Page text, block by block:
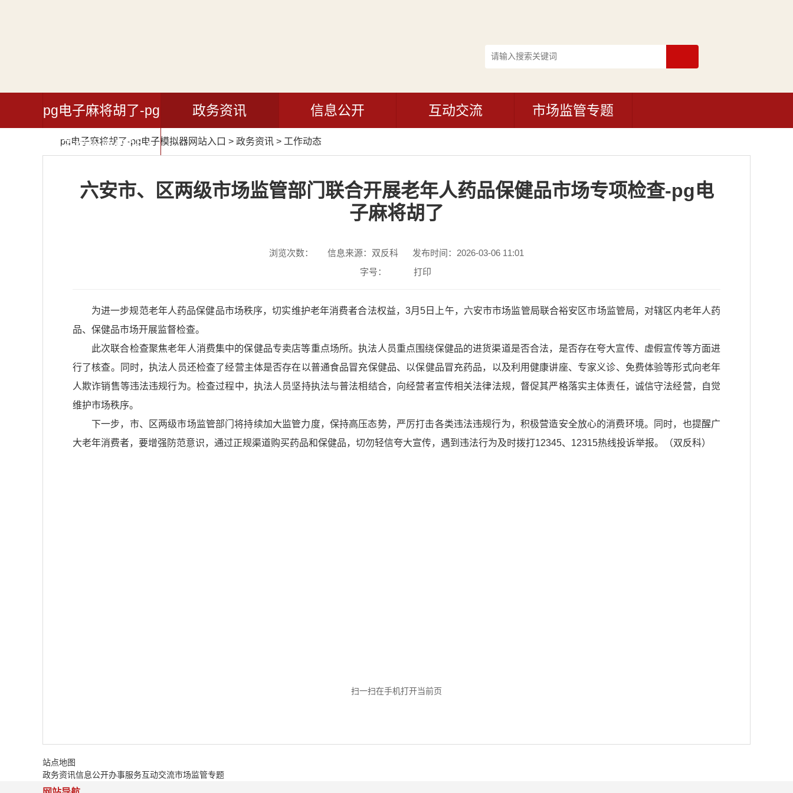
pg电子麻将胡了-pg
电子模拟器网站入
口
政务资讯 信息公开 互动交流 市场监管专题
pg电子麻将胡了-pg电子模拟器网站入口 > 政务资讯 > 工作动态
六安市、区两级市场监管部门联合开展老年人药品保健品市场专项检查-pg电
子麻将胡了
浏览次数： 信息来源：双反科
发布时间：2026-03-06 11:01
字号：
打印
为进一步规范老年人药品保健品市场秩序，切实维护老年消费者合法权益，3月5日上午，六安市市场监管局联合裕安区市场监管局，对辖区内老年人药
品、保健品市场开展监督检查。
此次联合检查聚焦老年人消费集中的保健品专卖店等重点场所。执法人员重点围绕保健品的进货渠道是否合法，是否存在夸大宣传、虚假宣传等方面进
行了核查。同时，执法人员还检查了经营主体是否存在以普通食品冒充保健品、以保健品冒充药品，以及利用健康讲座、专家义诊、免费体验等形式向老年
人欺诈销售等违法违规行为。检查过程中，执法人员坚持执法与普法相结合，向经营者宣传相关法律法规，督促其严格落实主体责任，诚信守法经营，自觉
维护市场秩序。
下一步，市、区两级市场监管部门将持续加大监管力度，保持高压态势，严厉打击各类违法违规行为，积极营造安全放心的消费环境。同时，也提醒广
大老年消费者，要增强防范意识，通过正规渠道购买药品和保健品，切勿轻信夸大宣传，遇到违法行为及时拨打12345、12315热线投诉举报。（双反科）
扫一扫在手机打开当前页
站点地图
政务资讯信息公开办事服务互动交流市场监管专题